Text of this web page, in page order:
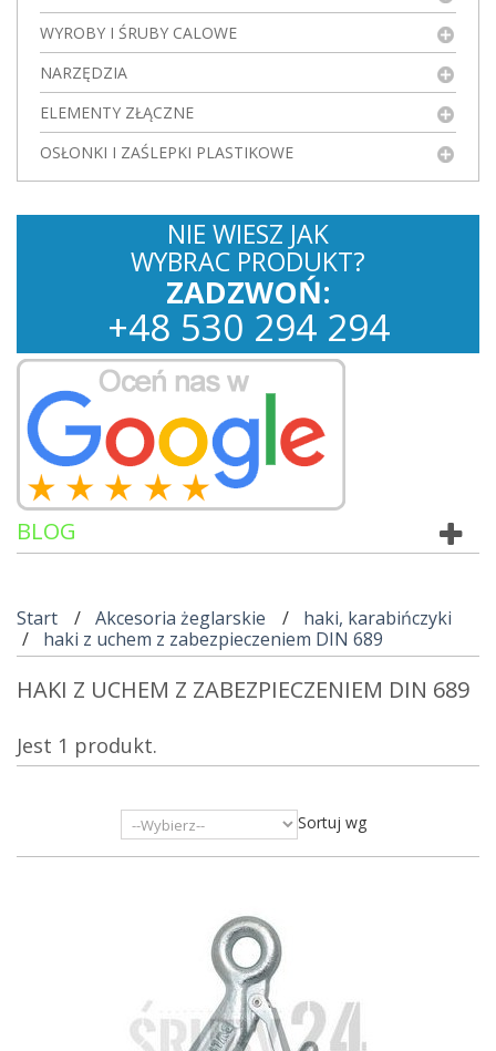
WYROBY I ŚRUBY CALOWE
NARZĘDZIA
ELEMENTY ZŁĄCZNE
OSŁONKI I ZAŚLEPKI PLASTIKOWE
NIE WIESZ JAK
WYBRAC PRODUKT?
ZADZWOŃ:
+48 530 294 294
BLOG
Start Akcesoria żeglarskie
haki, karabińczyki
haki z uchem z zabezpieczeniem DIN 689
HAKI Z UCHEM Z ZABEZPIECZENIEM DIN 689
Jest 1 produkt.
Sortuj wg